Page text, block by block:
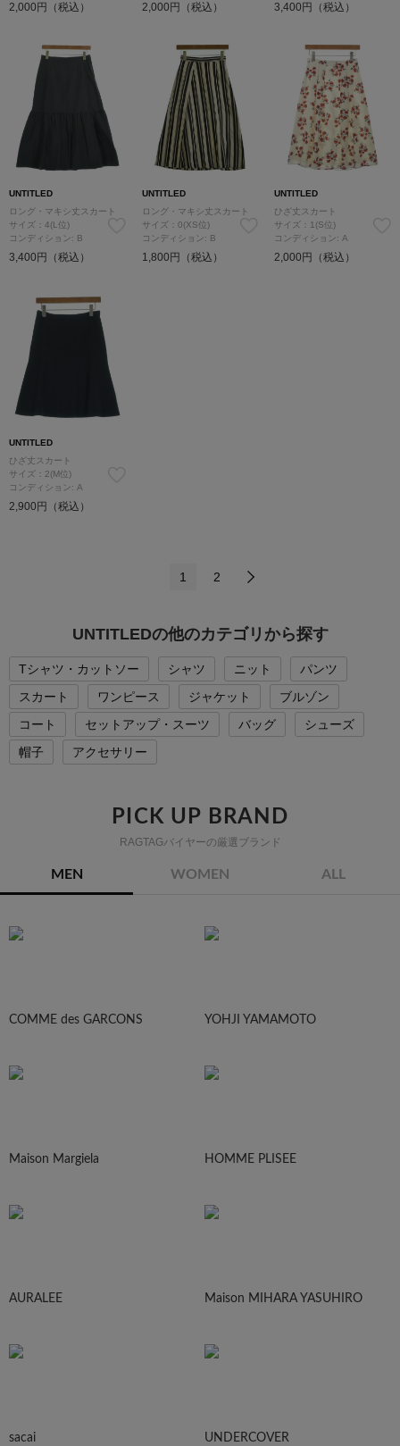
2,000円（税込） 2,000円（税込） 3,400円（税込）
UNTITLED
ロング・マキシ丈スカート
サイズ：4(L位)
コンディション: B
3,400円（税込）
UNTITLED
ロング・マキシ丈スカート
サイズ：0(XS位)
コンディション: B
1,800円（税込）
UNTITLED
ひざ丈スカート
サイズ：1(S位)
コンディション: A
2,000円（税込）
UNTITLED
ひざ丈スカート
サイズ：2(M位)
コンディション: A
2,900円（税込）
1 2
UNTITLEDの他のカテゴリから探す
Tシャツ・カットソー シャツ ニット
パンツ
スカート
ワンピース ジャケット
ブルゾン
コート
セットアップ・スーツ バッグ
シューズ
帽子
アクセサリー
PICK UP BRAND
RAGTAGバイヤーの厳選ブランド
MEN WOMEN ALL
COMME des GARCONS YOHJI YAMAMOTO
Maison Margiela HOMME PLISEE
AURALEE Maison MIHARA YASUHIRO
sacai UNDERCOVER